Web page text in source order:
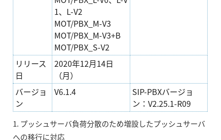
1、L-V2
MOT/PBX_M-V3
MOT/PBX_M-V3+B
MOT/PBX_S-V2
リリース
日
2020年12月14日
（月）
バージョ
ン
V6.1.4
SIP-PBXバージョ
ン：V2.25.1-R09
1. プッシュサーバ負荷分散のため増設したプッシュサーバ
への移行に対応